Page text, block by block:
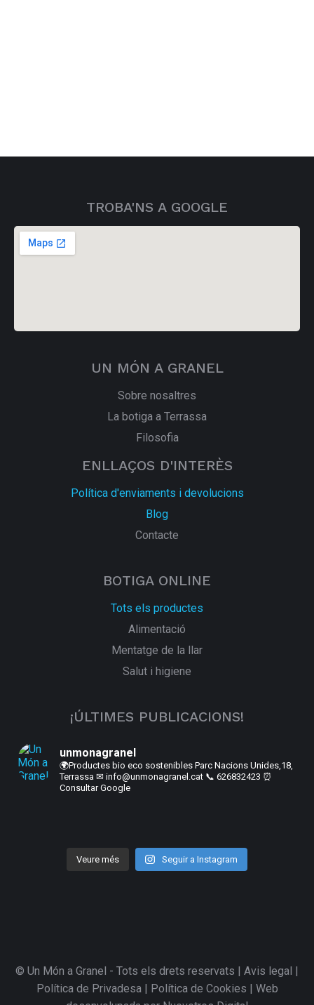
TROBA'NS A GOOGLE
UN MÓN A GRANEL
Sobre nosaltres
La botiga a Terrassa
Filosofia
ENLLAÇOS D'INTERÈS
Política d'enviaments i devolucions
Blog
Contacte
BOTIGA ONLINE
Tots els productes
Alimentació
Mentatge de la llar
Salut i higiene
¡ÚLTIMES PUBLICACIONS!
unmonagranel
🌍Productes bio eco sostenibles Parc Nacions Unides,18,
Terrassa ✉ info@unmonagranel.cat 📞 626832423 ⏰
Consultar Google
Veure més Seguir a Instagram
© Un Món a Granel - Tots els drets reservats | Avis legal |
Política de Privadesa| Política de Cookies | Web